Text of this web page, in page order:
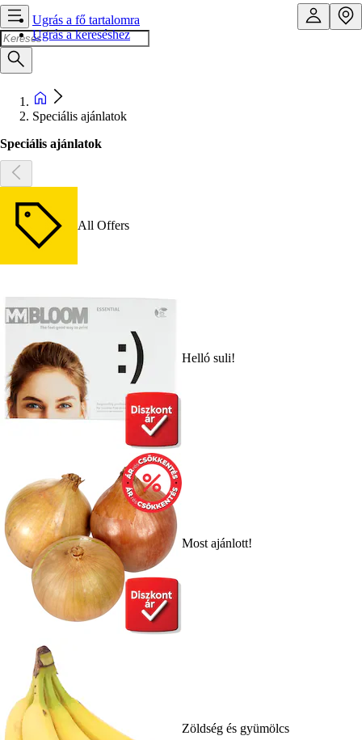
Ugrás a fő tartalomra
Ugrás a kereséshez
Speciális ajánlatok
Speciális ajánlatok
All Offers
Helló suli!
Most ajánlott!
Zöldség és gyümölcs